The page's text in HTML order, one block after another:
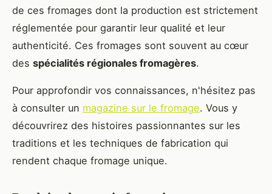
de ces fromages dont la production est strictement
réglementée pour garantir leur qualité et leur
authenticité. Ces fromages sont souvent au cœur
des spécialités régionales fromagères.
Pour approfondir vos connaissances, n'hésitez pas
à consulter un magazine sur le fromage. Vous y
découvrirez des histoires passionnantes sur les
traditions et les techniques de fabrication qui
rendent chaque fromage unique.